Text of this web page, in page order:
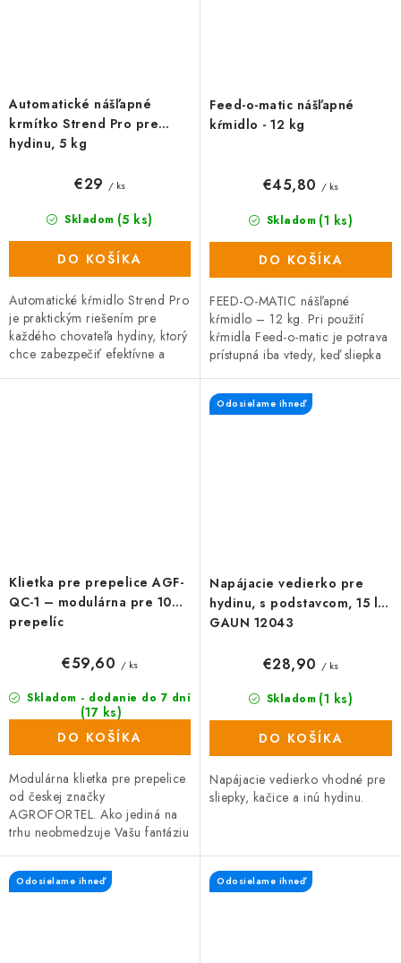
Automatické nášľapné
krmítko Strend Pro pre
hydinu, 5 kg
Skladom (5 ks)
€29 / ks
DO KOŠÍKA
Automatické kŕmidlo Strend Pro
je praktickým riešením pre
každého chovateľa hydiny, ktorý
chce zabezpečiť efektívne a
Feed-o-matic nášľapné
kŕmidlo - 12 kg
Skladom (1 ks)
€45,80 / ks
DO KOŠÍKA
FEED-O-MATIC nášľapné
kŕmidlo – 12 kg. Pri použití
kŕmidla Feed-o-matic je potrava
prístupná iba vtedy, keď sliepka
Škodcovia ako hlodavce alebo...
Klietka pre prepelice AGF-
QC-1 – modulárna pre 10
prepelíc
Skladom - dodanie do 7 dní
(17 ks)
€59,60 / ks
DO KOŠÍKA
Modulárna klietka pre prepelice
od českej značky
AGROFORTEL. Ako jediná na
trhu neobmedzuje Vašu fantáziu
farmy. Môžete zložiť ľubovoľný
počet...
Napájacie vedierko pre
hydinu, s podstavcom, 15 l -
GAUN 12043
Odosielame ihneď
Skladom (1 ks)
€28,90 / ks
DO KOŠÍKA
Napájacie vedierko vhodné pre
sliepky, kačice a inú hydinu.
Odosielame ihneď Odosielame ihneď